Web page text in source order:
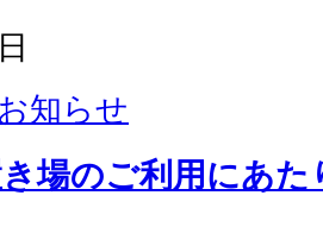
お知らせ
場のご利用にあた